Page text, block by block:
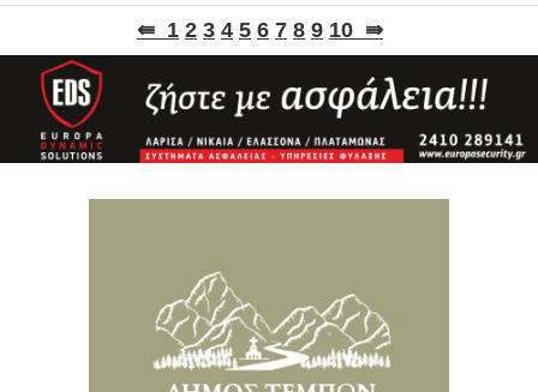
⇚ 1 2 3 4 5 6 7 8 9 10 ⇛